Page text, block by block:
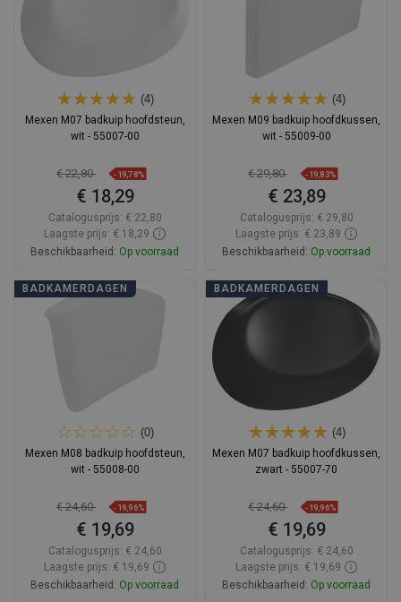
(4)
Mexen M07 badkuip hoofdsteun,
wit - 55007-00
€ 22,80 -19,78%
€ 18,29
Catalogusprijs: € 22,80
Laagste prijs: € 18,29
Beschikbaarheid: Op voorraad
In winkelwagen
(4)
Mexen M09 badkuip hoofdkussen,
wit - 55009-00
€ 29,80 -19,83%
€ 23,89
Catalogusprijs: € 29,80
Laagste prijs: € 23,89
Beschikbaarheid: Op voorraad
In winkelwagen
Vergelijk
BADKAMERDAGEN
(0)
Mexen M08 badkuip hoofdsteun,
wit - 55008-00
€ 24,60 -19,96%
€ 19,69
Catalogusprijs: € 24,60
Laagste prijs: € 19,69
Beschikbaarheid: Op voorraad
BADKAMERDAGEN
(4)
Mexen M07 badkuip hoofdkussen,
zwart - 55007-70
€ 24,60 -19,96%
€ 19,69
Catalogusprijs: € 24,60
Laagste prijs: € 19,69
Beschikbaarheid: Op voorraad